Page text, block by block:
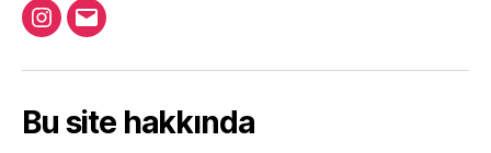
Instagram
Email
Bu site hakkında